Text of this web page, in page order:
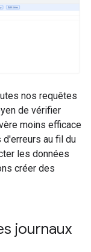
nos requêtes
de vérifier
moins efficace
au fil du
les données
créer des
journaux